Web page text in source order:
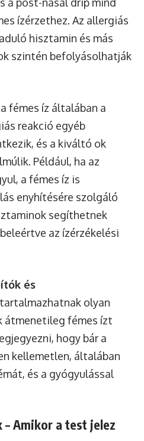
ízérzethez. Az allergiás
hisztamin és más
szintén befolyásolhatják
fémes íz általában a
reakció egyéb
és a kiváltó ok
Például, ha az
a fémes íz is
enyhítésére szolgáló
segíthetnek
az ízérzékelési
és
olyan
átmenetileg fémes ízt
hogy bár a
kellemetlen, általában
és a gyógyulással
– Amikor a test jelez